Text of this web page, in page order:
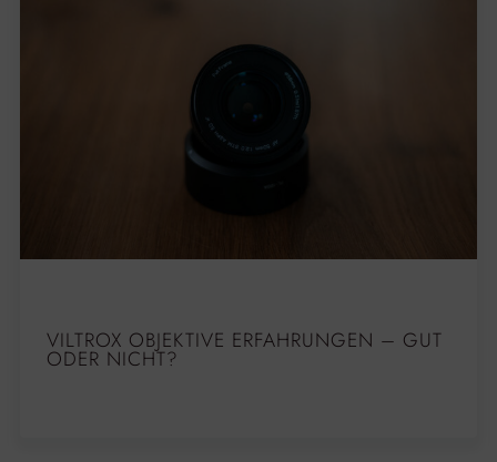
VILTROX OBJEKTIVE ERFAHRUNGEN – GUT
ODER NICHT?